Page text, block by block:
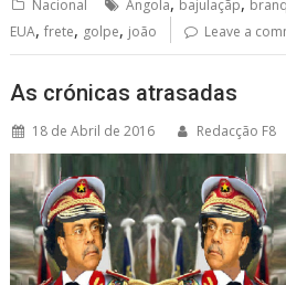
Nacional Angola bajulaçãp
EUA,frete, golpe, joão Leave a
As crónicas atrasadas
18 de Abril de 2016 Redacção F8